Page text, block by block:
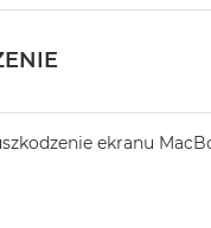
serwisowejekranu